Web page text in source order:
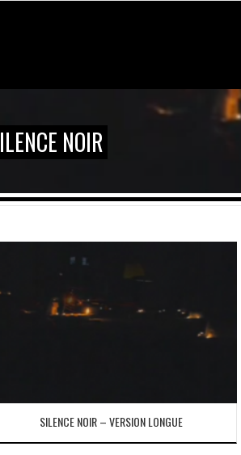
NOIR
SILENCE NOIR – VERSION LONGUE